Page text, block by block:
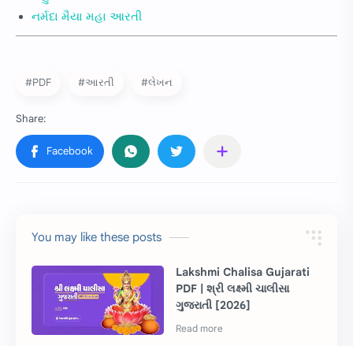
નર્મદા મૈયા મહા આરતી
#PDF #આરતી #લેખન
You may like these posts
Lakshmi Chalisa Gujarati
PDF | શ્રી લક્ષ્મી ચાલીસા
ગુજરાતી [2026]